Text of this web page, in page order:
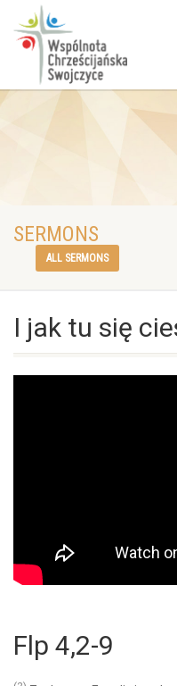
SERMONS
ALL SERMONS
I jak tu się
Flp 4,2-9